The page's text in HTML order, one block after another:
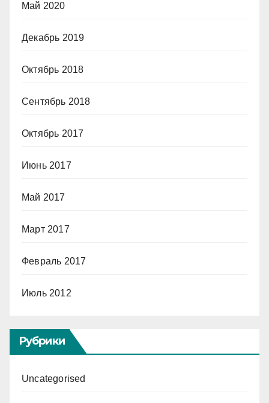
Май 2020
Декабрь 2019
Октябрь 2018
Сентябрь 2018
Октябрь 2017
Июнь 2017
Май 2017
Март 2017
Февраль 2017
Июль 2012
Рубрики
Uncategorised